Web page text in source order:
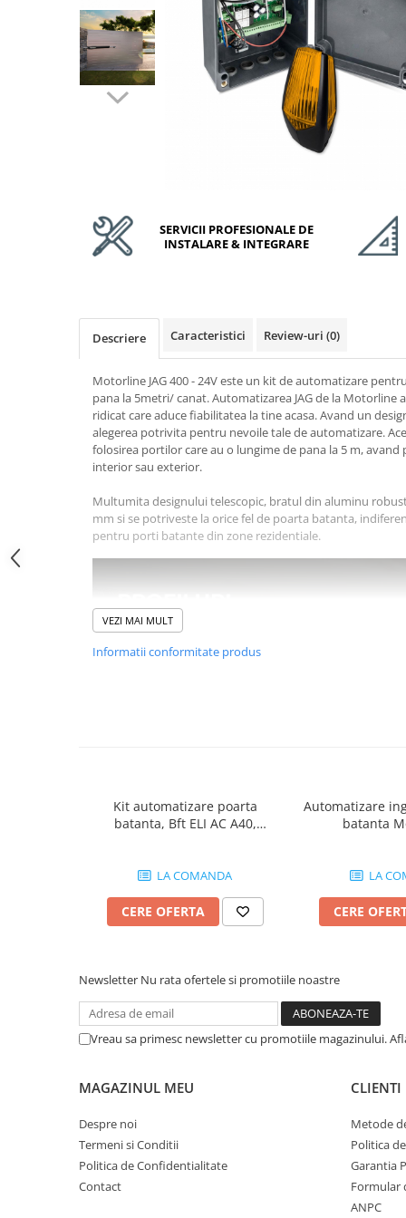
Accesorii Feronerie Culisante
Kit-uri Feronerie Autoportante
Kit-uri Feronerie Telescopice
Bariere Auto / Sisteme Parcare
Kit-uri Bariere Auto
Bolarzi antiterorism
Sine de Ghidaj
Accesorii Diverse
Lampi Semnalizare
Module de Comanda
Control Acces & Pontaj
Sisteme Control Acces & Pontaj
Centrale Control Acces
Cititoare Stand Alone
Turnicheti si Porti Acces
Yale Electromagnetice
Kit Videointerfoane
Camere IP 5MP
Camere IP 6MP (2K)
Camere IP PTZ
Camere IP Industriale & Speciale
Accesorii CCTV
Doze / Suporti Camere
SERVICII PROFESIONALE DE
INSTALARE & INTEGRARE
Descriere Caracteristici Review-uri (0)
Motorline JAG 400 - 24V este un kit de automatizare
pana la 5metri/ canat. Automatizarea JAG de la Motorline
ridicat care aduce fiabilitatea la tine acasa. Avand un
alegerea potrivita pentru nevoile tale de automatizare.
folosirea portilor care au o lungime de pana la 5 m,
interior sau exterior.
Multumita designului telescopic, bratul din aluminu
mm si se potriveste la orice fel de poarta batanta,
pentru porti batante din zone rezidentiale.
Lungime canat: 5 m
Greutate maxima suportata: 500 Kg
Curent absorbit: 1.3 A
Rotatii pe minut: 1400 RPM
Forta: 2800 N
Temperatura de functionare: -25°C - +75°C
Protectie termica: 120°C
Unghi de deschidere: 95° - 120°
Grad de protectie: IP 54
Dimensiuni brat inchis: 975 x 110 mm
VEZI MAI MULT
Informatii conformitate produs
Kit automatizare poarta
batanta, Bft ELI AC A40,
LA COMANDA
CERE OFERTA
Automatizare
batanta
LA
CERE
Newsletter Nu rata ofertele si promotiile noastre
Vreau sa primesc newsletter cu promotiile magazinului.
MAGAZINUL MEU
Despre noi
Termeni si Conditii
Politica de Confidentialitate
Contact
CLIENTI
Metode
Politica
Garantia
Formular
ANPC